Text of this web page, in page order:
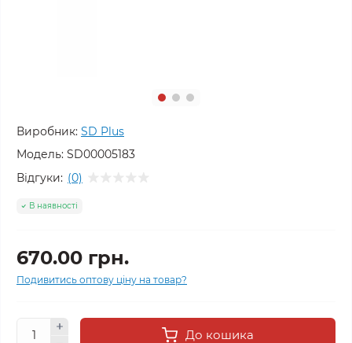
Виробник: SD Plus
Модель: SD00005183
Відгуки: (0)
В наявності
670.00 грн.
Подивитись оптову ціну на товар?
До кошика